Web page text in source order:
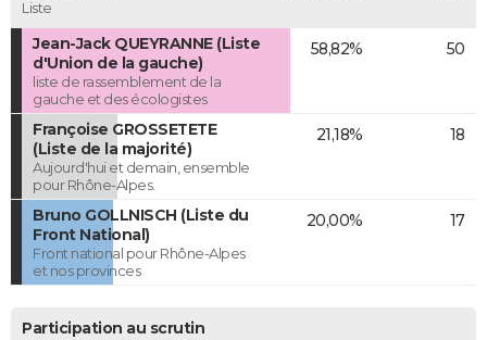
Liste
Jean-Jack QUEYRANNE (Liste
d'Union de la gauche)
liste de rassemblement de la
gauche et des écologistes
58,82% 50
Françoise GROSSETETE
(Liste de la majorité)
Aujourd'hui et demain, ensemble
pour Rhône-Alpes.
21,18% 18
Bruno GOLLNISCH (Liste du
Front National)
Front national pour Rhône-Alpes
et nos provinces
20,00% 17
Participation au scrutin